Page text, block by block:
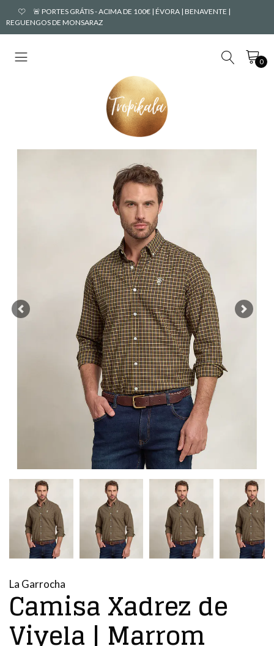
🚨 PORTES GRÁTIS - ACIMA DE 100€ | ÉVORA | BENAVENTE |
REGUENGOS DE MONSARAZ
0
Previous Next
La Garrocha
Camisa Xadrez de
Viyela | Marrom